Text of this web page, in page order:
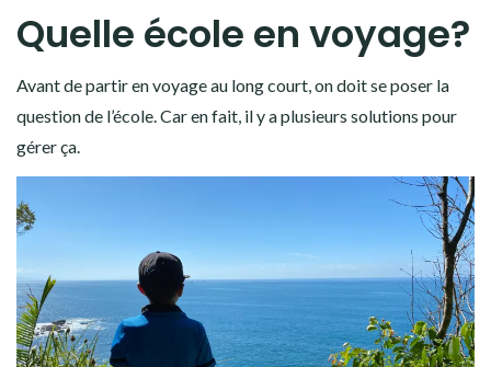
Quelle école en voyage?
Avant de partir en voyage au long court, on doit se poser la
question de l’école. Car en fait, il y a plusieurs solutions pour
gérer ça.